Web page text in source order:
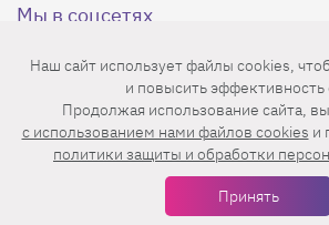
Мы в соцсетях
Еженедельная рассылка с
Наш сайт использует файлы cookies,
и повысить эффективность
Продолжая использование сайта, вы
c использованием нами файлов cookies и
политики защиты и обработки
Принять